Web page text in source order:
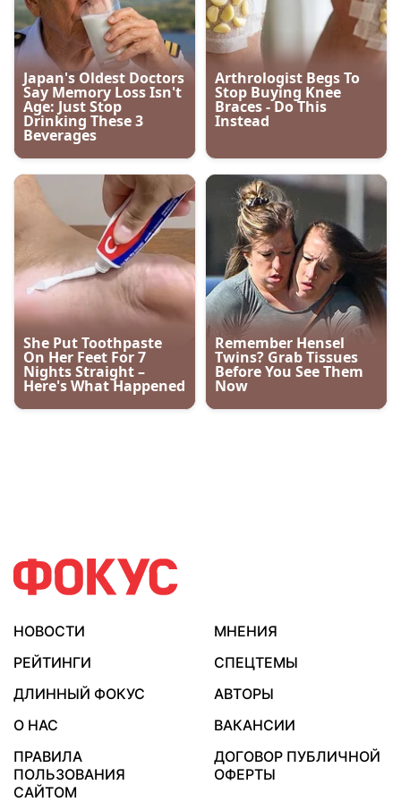
НОВОСТИ
МНЕНИЯ
РЕЙТИНГИ
СПЕЦТЕМЫ
ДЛИННЫЙ ФОКУС
АВТОРЫ
О НАС
ВАКАНСИИ
ПРАВИЛА
ПОЛЬЗОВАНИЯ
САЙТОМ
ДОГОВОР ПУБЛИЧНОЙ
ОФЕРТЫ